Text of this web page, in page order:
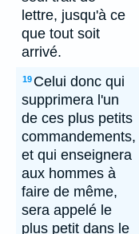
lettre, jusqu'à ce
que tout soit
arrivé.
19 Celui donc qui
supprimera l'un
de ces plus petits
commandements,
et qui enseignera
aux hommes à
faire de même,
sera appelé le
plus petit dans le